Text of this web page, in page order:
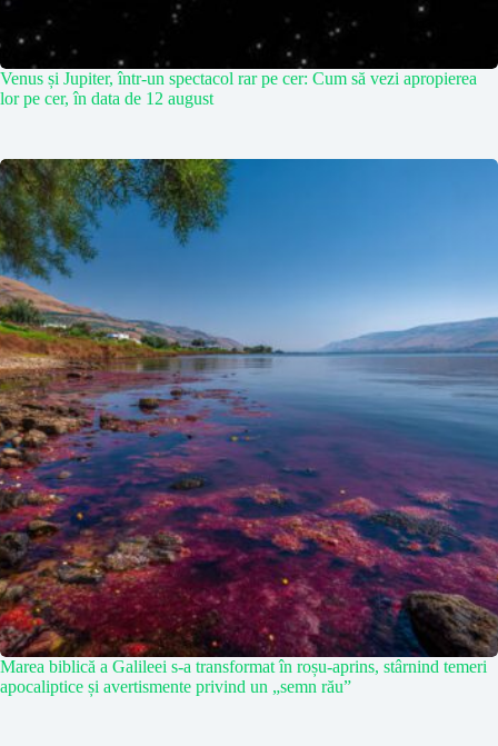
Venus și Jupiter, într-un spectacol rar pe cer: Cum să vezi apropierea
lor pe cer, în data de 12 august
Marea biblică a Galileei s-a transformat în roșu-aprins, stârnind temeri
apocaliptice și avertismente privind un „semn rău”